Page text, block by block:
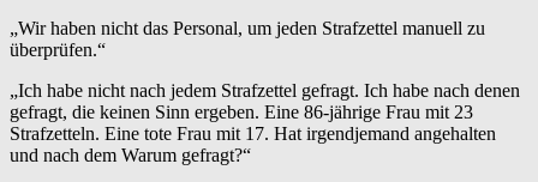
„Wir haben nicht das Personal, um jeden Strafzettel manuell zu
überprüfen.“
„Ich habe nicht nach jedem Strafzettel gefragt. Ich habe nach denen
gefragt, die keinen Sinn ergeben. Eine 86-jährige Frau mit 23
Strafzetteln. Eine tote Frau mit 17. Hat irgendjemand angehalten
und nach dem Warum gefragt?“